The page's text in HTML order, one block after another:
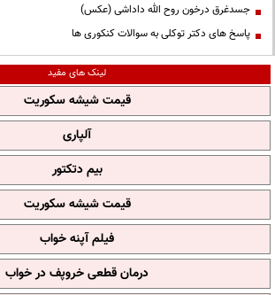
جسدغرق درخون روح الله داداشی (عکس)
پاسخ های دکتر توکلی به سوالات کنکوری ها
لینک های مفید
قیمت شیشه سکوریت
آلپاری
بیم دتکتور
قیمت شیشه سکوریت
فیلم آپنه خواب
درمان قطعی خروپف در خواب